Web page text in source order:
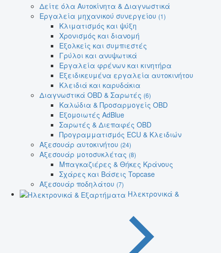
Δείτε όλα Αυτοκίνητα & Διαγνωστικά
Εργαλεία μηχανικού συνεργείου (1)
Κλιματισμός και ψύξη
Χρονισμός και διανομή
Εξολκείς και συμπιεστές
Γρύλοι και ανυψωτικά
Εργαλεία φρένων και κινητήρα
Εξειδικευμένα εργαλεία αυτοκινήτου
Κλειδιά και καρυδάκια
Διαγνωστικά OBD & Σαρωτές (6)
Καλώδια & Προσαρμογείς OBD
Εξομοιωτές AdBlue
Σαρωτές & Διεπαφές OBD
Προγραμματισμός ECU & Κλειδιών
Αξεσουάρ αυτοκινήτου (24)
Αξεσουάρ μοτοσυκλέτας (8)
Μπαγκαζιέρες & Θήκες Κράνους
Σχάρες και Βάσεις Topcase
Αξεσουάρ ποδηλάτου (7)
Ηλεκτρονικά &